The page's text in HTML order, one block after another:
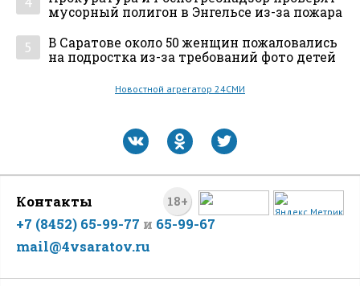
мусорный полигон в Энгельсе из-за пожара
5
В Саратове около 50 женщин пожаловались
на подростка из-за требований фото детей
Новостной агрегатор 24СМИ
18+
Контакты
+7 (8452) 65-99-77 и 65-99-67
mail@4vsaratov.ru